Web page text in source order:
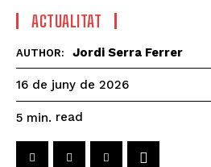
ACTUALITAT
AUTHOR: Jordi Serra Ferrer
16 de juny de 2026
5 min. read